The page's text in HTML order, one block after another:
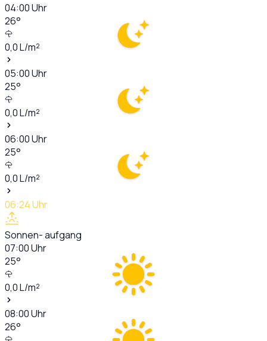
04:00Uhr
26°
0,0L/m²
05:00Uhr
25°
0,0L/m²
06:00Uhr
25°
0,0L/m²
06:24Uhr
Sonnen- aufgang
07:00Uhr
25°
0,0L/m²
08:00Uhr
26°